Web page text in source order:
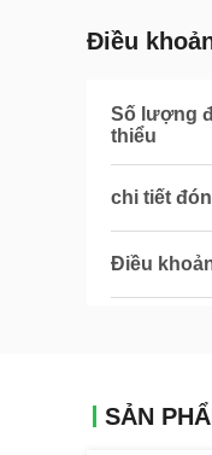
Điều
Số lượng
thiểu
chi tiết
Điều
SẢN